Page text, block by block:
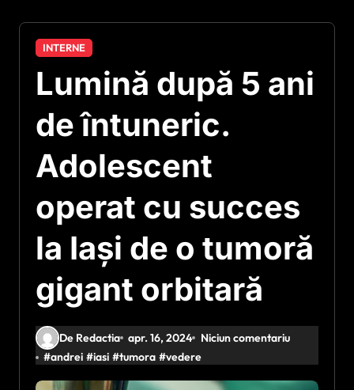
INTERNE
Lumină după 5 ani
de întuneric.
Adolescent
operat cu succes
la Iași de o tumoră
gigant orbitară
De Redactia apr. 16, 2024
Niciun comentariu
#andrei #iasi #tumora #vedere